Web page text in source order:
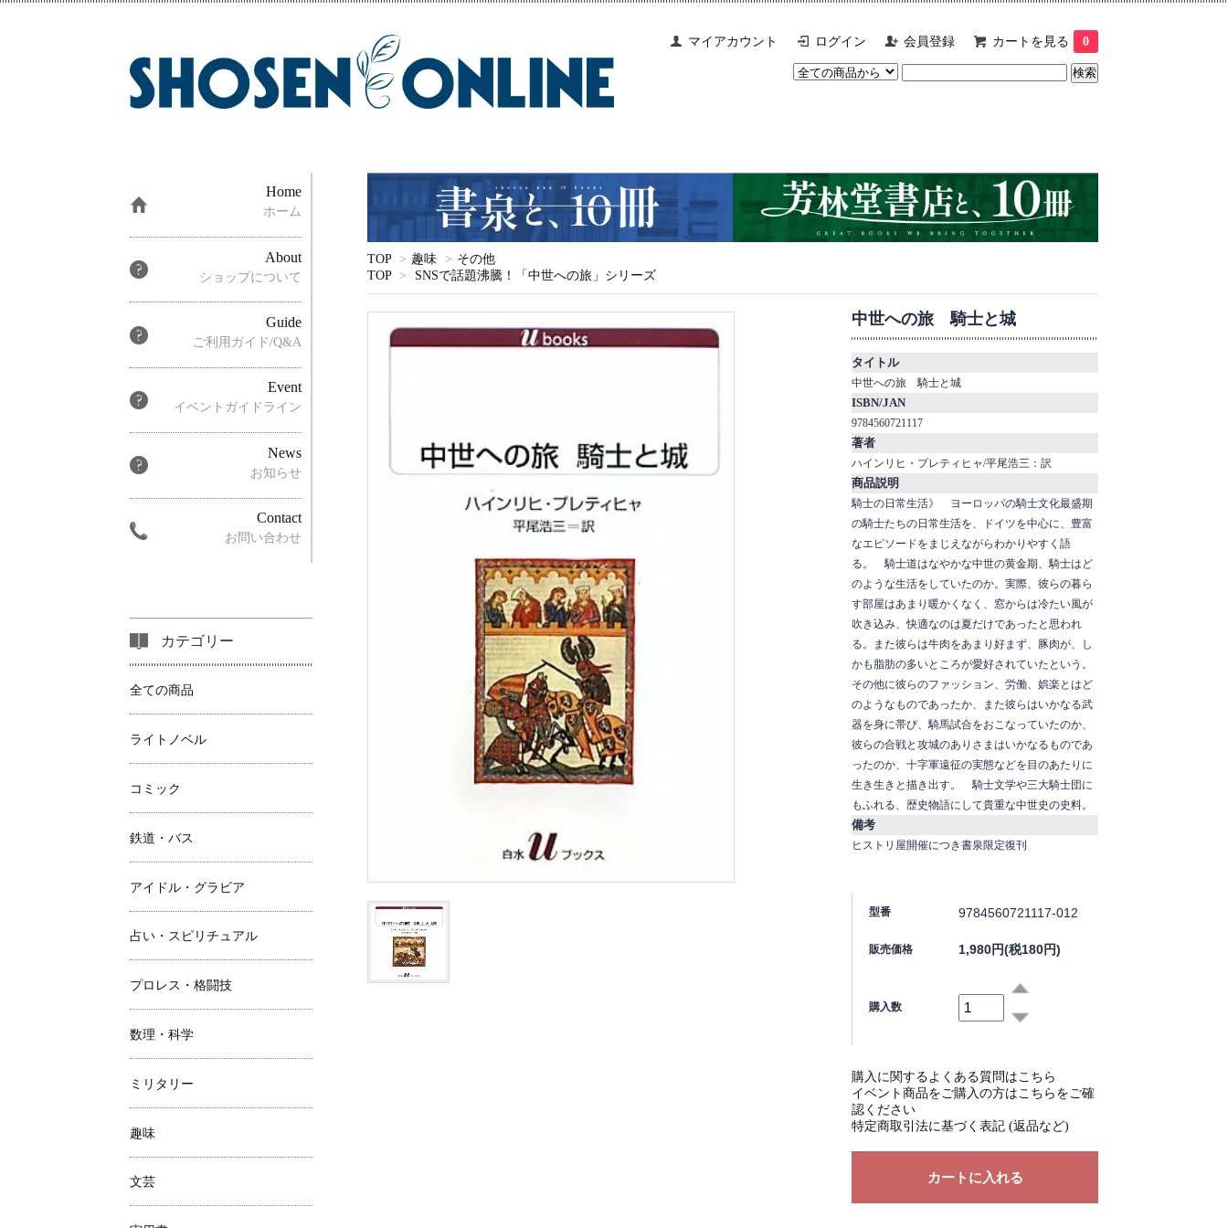
マイアカウント ログイン 会員登録 カートを見る 0
TOP > 趣味 > その他
TOP
> SNSで話題沸騰！「中世への旅」シリーズ
中世への旅 騎士と城
タイトル
中世への旅 騎士と城
ISBN/JAN
9784560721117
著者
ハインリヒ・プレティヒャ/平尾浩三：訳
商品説明
騎士の日常生活》 ヨーロッパの騎士文化最盛期
の騎士たちの日常生活を、ドイツを中心に、豊富
なエピソードをまじえながらわかりやすく語
る。 騎士道はなやかな中世の黄金期、騎士はど
のような生活をしていたのか。実際、彼らの暮ら
す部屋はあまり暖かくなく、窓からは冷たい風が
吹き込み、快適なのは夏だけであったと思われ
る。また彼らは牛肉をあまり好まず、豚肉が、し
かも脂肪の多いところが愛好されていたという。
その他に彼らのファッション、労働、娯楽とはど
のようなものであったか、また彼らはいかなる武
器を身に帯び、騎馬試合をおこなっていたのか、
彼らの合戦と攻城のありさまはいかなるものであ
ったのか、十字軍遠征の実態などを目のあたりに
生き生きと描き出す。 騎士文学や三大騎士団に
もふれる、歴史物語にして貴重な中世史の史料。
備考
ヒストリ屋開催につき書泉限定復刊
型番 9784560721117-012
販売価格 1,980円(税180円)
購入数
購入に関するよくある質問はこちら
イベント商品をご購入の方はこちらをご確
認ください
特定商取引法に基づく表記 (返品など)
Home
ホーム
About
ショップについて
Guide
ご利用ガイド/Q&A
Event
イベントガイドライン
News
お知らせ
Contact
お問い合わせ
カテゴリー
全ての商品
ライトノベル
コミック
鉄道・バス
アイドル・グラビア
占い・スピリチュアル
プロレス・格闘技
数理・科学
ミリタリー
趣味
文芸